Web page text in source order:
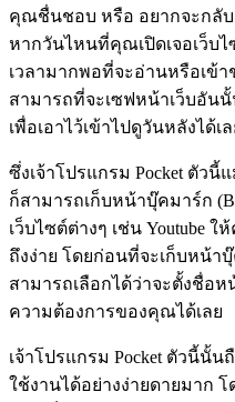
คุณชื่นชอบ หรือ อยากจะกลับ
หากวันไหนที่คุณเปิดเจอเว็
เวลามากพอที่จะอ่านหรือเข้
สามารถที่จะเซฟหน้าเว็บอันนั้
เพื่อเอาไว้เข้าไปดูวันหลังได้เ
ซึ่งเจ้าโปรแกรม Pocket ตัว
ก็สามารถเก็บหน้าบุ๊คมาร์ก
เว็บไซต์ต่างๆ เช่น Youtube
ถึงง่าย โดยก่อนที่จะเก็บหน้า
สามารถเลือกได้ว่าจะตั้งชื่อ
ความต้องการของคุณได้เลย
เจ้าโปรแกรม Pocket ตัวนี้นั้
ใช้งานได้อย่างง่ายดายมาก